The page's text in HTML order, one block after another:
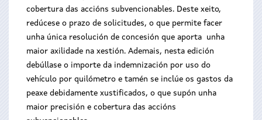
cobertura das accións subvencionables. Deste xeito,
redúcese o prazo de solicitudes, o que permite facer
unha única resolución de concesión que aporta unha
maior axilidade na xestión. Ademais, nesta edición
debúllase o importe da indemnización por uso do
vehículo por quilómetro e tamén se inclúe os gastos da
peaxe debidamente xustificados, o que supón unha
maior precisión e cobertura das accións